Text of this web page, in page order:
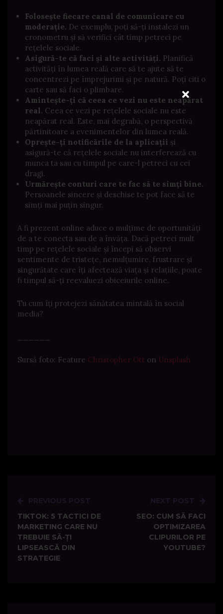
Folosește fiecare canal de comunicare cu
moderație. De exemplu, poți să-ți instalezi un
cronometru și să verifici cât timp petreci pe
rețelele sociale.
Asigură-te că faci și alte activități. Planifică
activități în lumea reală care să te ajute să te
concentrezi pe împrejurimi și pe natură. Poți citi o
carte sau să faci o plimbare.
Amintește-ți că ceea ce vezi nu este neapărat
real. Ceea ce vezi pe rețelele sociale nu este
neapărat real. Este, mai degrabă, o perspectivă
părtinitoare a evenimentelor din lumea reală.
Oprește-ți notificările de la aplicații și
asigură-te că rețelele sociale nu interferează cu
munca ta sau cu timpul pe care-l petreci cu cei
dragi.
Urmărește conturi care te fac să te simți bine.
Persoanele sincere și deschise te pot face să te
simți mai puțin singur.
A fi prezent online aduce o mulțime de oportunități
de a te conecta sau de a învăța. Dacă petreci mult
timp pe rețelele sociale și începi să observi
sentimente de tristețe, nemulțumire, frustrare și
singurătate care îți afectează viața și relațiile, poate
fi timpul să-ți reevaluezi obiceiurile online.
Tu cum îți protejezi sănătatea mintală în social
media?
Sursă foto: Feature Christopher Ott on Unsplash
Post
navigation
PREVIOUS POST
TIKTOK: 5 TACTICI DE
MARKETING CARE NU
TREBUIE SĂ-ȚI
LIPSEASCĂ DIN
STRATEGIE
NEXT POST
SEO: CUM SĂ FACI
OPTIMIZAREA
CLIPURILOR PE
YOUTUBE?